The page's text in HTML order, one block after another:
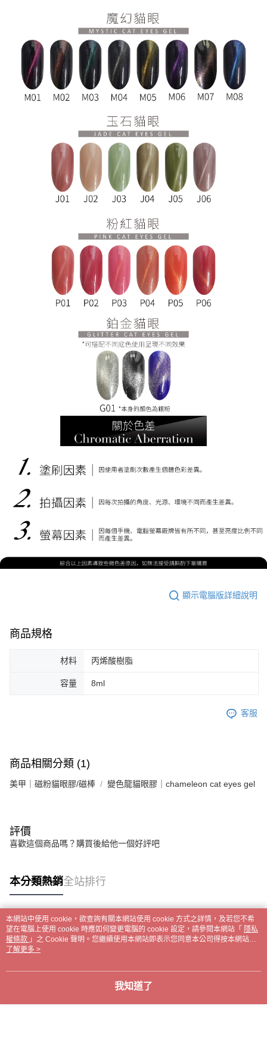
顯示電腦版詳細說明
商品規格
材料 丙烯酸樹脂
容量 8ml
客服
商品相關分類 (1)
美甲｜磁粉貓眼膠/磁棒 變色龍貓眼膠｜chameleon cat eyes gel
評價
喜歡這個商品嗎？購買後給他一個好評吧
本分類熱銷全站排行
熱門標籤
本網站中使用 cookie，欲查詢有關本網站使用 cookie 方式之詳情，及若您不希
望在電腦上使用 cookie 時應如何變更電腦的 cookie 設定，請參閱本網站「 隱私
權條款 」之 Cookie 聲明。您繼續使用本網站即表示您同意本公司得按本網站使
用條款之 Cookie 聲明使用 cookie。
了解更多 >
我知道了